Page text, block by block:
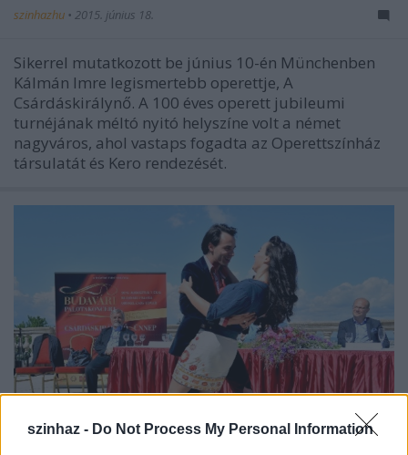
szinhaz - Do Not Process My Personal Information
szinhazhu • 2015. június 18.
Sikerrel mutatkozott be június 10-én Münchenben
Kálmán Imre legismertebb operettje, A
Csárdáskirálynő. A 100 éves operett jubileumi
turnéjának méltó nyitó helyszíne volt a német
nagyváros, ahol vastaps fogadta az Operettszínház
társulatát és Kero rendezését.